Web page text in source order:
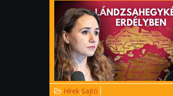
Tudományegyetem Színházi
szerepeinek egész sorát találjuk. Az
(Jimmy Porter). Jelentős alakításait
rendezteAkasztottak erdejecímű
bizonyult. A kétezres évek második
Mindörökké jelenidőben címmel a
tanítványa egy korábbi írásával és
Hírek,Sajtó